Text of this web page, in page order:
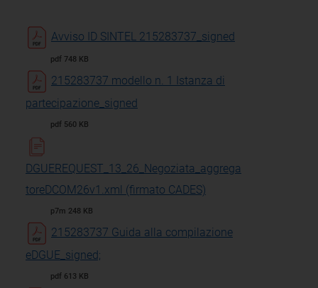
Avviso ID SINTEL 215283737_signed
pdf 748 KB
215283737 modello n. 1 Istanza di
partecipazione_signed
pdf 560 KB
DGUEREQUEST_13_26_Negoziata_aggrega
toreDCOM26v1.xml (firmato CADES)
p7m 248 KB
215283737 Guida alla compilazione
eDGUE_signed;
pdf 613 KB